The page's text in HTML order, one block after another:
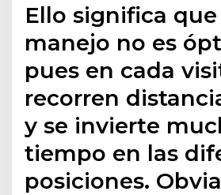
Ello significa que
manejo no es
pues en cada
recorren
y se invierte
tiempo en las
posiciones.